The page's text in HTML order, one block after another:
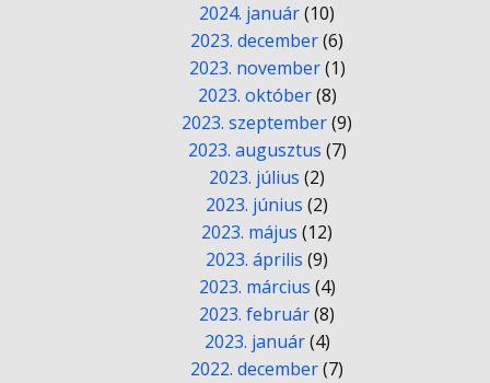
2024. január(10)
2023. december(6)
2023. november(1)
2023. október(8)
2023. szeptember(9)
2023. augusztus (7)
2023. július (2)
2023. június (2)
2023. május (12)
2023. április (9)
2023. március (4)
2023. február(8)
2023. január(4)
2022. december(7)